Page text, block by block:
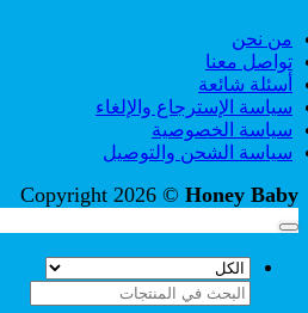
من نحن
تواصل معنا
أسئلة شائعة
سياسة الإسترجاع والإلغاء
سياسة الخصوصية
سياسة الشحن والتوصيل
Copyright 2026 © Honey Baby
البحث